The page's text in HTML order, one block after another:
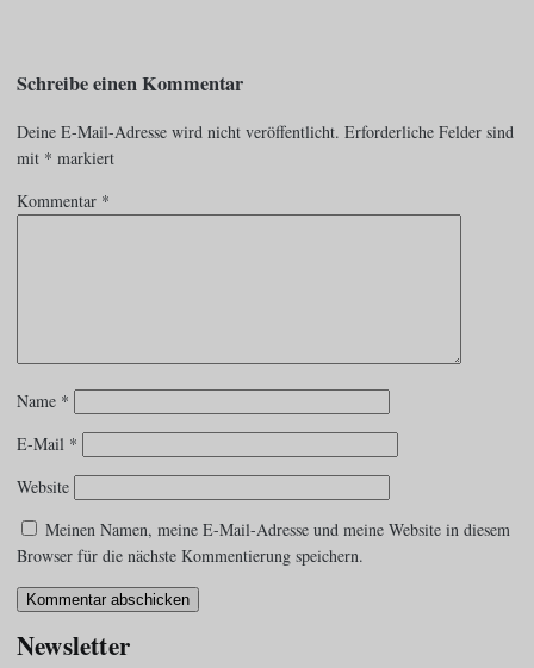
Schreibe einen Kommentar
Deine E-Mail-Adresse wird nicht veröffentlicht. Erforderliche Felder sind
mit * markiert
Kommentar *
Name *
E-Mail *
Website
Meinen Namen, meine E-Mail-Adresse und meine Website in diesem
Browser für die nächste Kommentierung speichern.
Newsletter